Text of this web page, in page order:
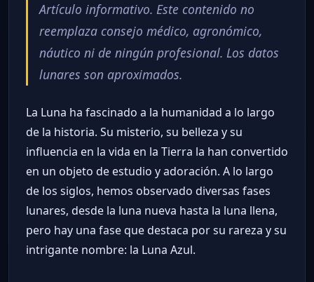
Artículo informativo. Este contenido no
reemplaza consejo médico, agronómico,
náutico ni de ningún profesional. Los datos
lunares son aproximados.
La Luna ha fascinado a la humanidad a lo largo
de la historia. Su misterio, su belleza y su
influencia en la vida en la Tierra la han convertido
en un objeto de estudio y adoración. A lo largo
de los siglos, hemos observado diversas fases
lunares, desde la luna nueva hasta la luna llena,
pero hay una fase que destaca por su rareza y su
intrigante nombre: la Luna Azul.